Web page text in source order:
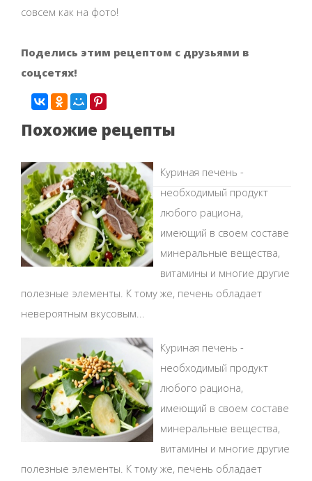
совсем как на фото!
Поделись этим рецептом с друзьями в
соцсетях!
Похожие рецепты
Куриная печень -
необходимый продукт
любого рациона,
имеющий в своем составе
минеральные вещества,
витамины и многие другие
полезные элементы. К тому же, печень обладает
невероятным вкусовым...
Куриная печень -
необходимый продукт
любого рациона,
имеющий в своем составе
минеральные вещества,
витамины и многие другие
полезные элементы. К тому же, печень обладает